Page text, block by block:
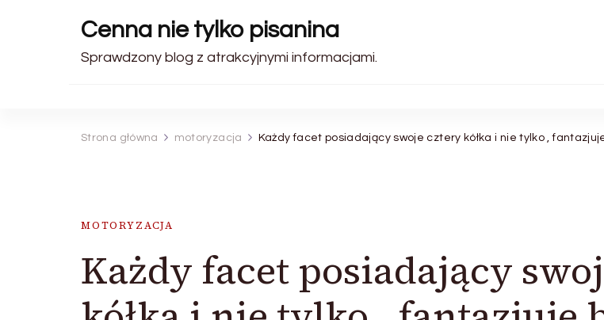
Cenna nie tylko pisanina
Sprawdzony blog z atrakcyjnymi informacjami.
Strona główna motoryzacja Każdy facet posiadający swoje cztery kółka i nie tylko ,
MOTORYZACJA
Każdy facet posiadający